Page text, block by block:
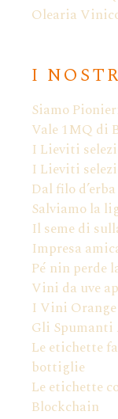
Olearia
I
Siamo
Vale 1MQ di
I Lieviti
I Lieviti
Dal filo
Salviamo la
Il seme di
Impresa
Pé nin perde
Vini da uve
I Vini Orange
Gli
Le etichette
bottiglie
Le etichette
Blockchain